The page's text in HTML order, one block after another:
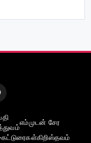
எம்முடன் சேர
கட்டுரைகள்கிறிஸ்தவம்